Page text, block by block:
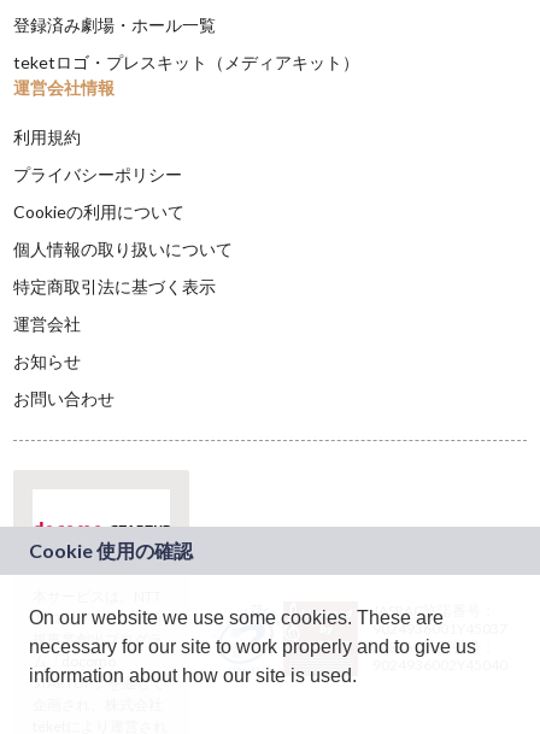
登録済み劇場・ホール一覧
teketロゴ・プレスキット（メディアキット）
運営会社情報
利用規約
プライバシーポリシー
Cookieの利用について
個人情報の取り扱いについて
特定商取引法に基づく表示
運営会社
お知らせ
お問い合わせ
ドコモグループの新
規事業創出プログラ
ム「docomo
STARTUP」を通じて
JASRAC許諾番号：
9024936001Y45037
JASRAC許諾番号：
On our website we use some cookies. These are
necessary for our site to work properly and to give us
information about how our site is used.